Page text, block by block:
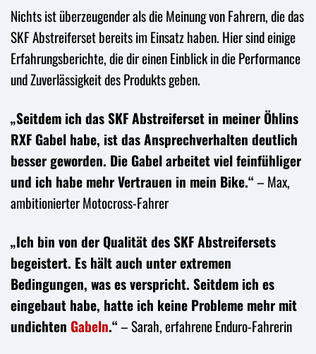
Nichts ist überzeugender als die Meinung von Fahrern, die das
SKF Abstreiferset bereits im Einsatz haben. Hier sind einige
Erfahrungsberichte, die dir einen Einblick in die Performance
und Zuverlässigkeit des Produkts geben.
„Seitdem ich das SKF Abstreiferset in meiner Öhlins
RXF Gabel habe, ist das Ansprechverhalten deutlich
besser geworden. Die Gabel arbeitet viel feinfühliger
und ich habe mehr Vertrauen in mein Bike.“– Max,
ambitionierter Motocross-Fahrer
„Ich bin von der Qualität des SKF Abstreifersets
begeistert. Es hält auch unter extremen
Bedingungen, was es verspricht. Seitdem ich es
eingebaut habe, hatte ich keine Probleme mehr mit
undichten Gabeln.“– Sarah, erfahrene Enduro-Fahrerin